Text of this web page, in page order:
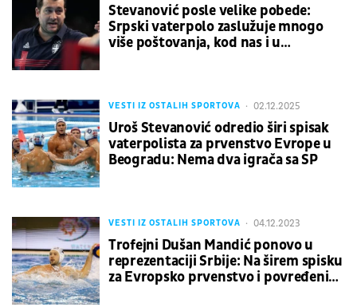
Stevanović posle velike pobede:
Srpski vaterpolo zaslužuje mnogo
više poštovanja, kod nas i u
VESTI IZ OSTALIH SPORTOVA 02.12.2025
Uroš Stevanović odredio širi spisak
vaterpolista za prvenstvo Evrope u
Beogradu: Nema dva igrača sa SP
VESTI IZ OSTALIH SPORTOVA 04.12.2023
Trofejni Dušan Mandić ponovo u
reprezentaciji Srbije: Na širem spisku
za Evropsko prvenstvo i povređeni